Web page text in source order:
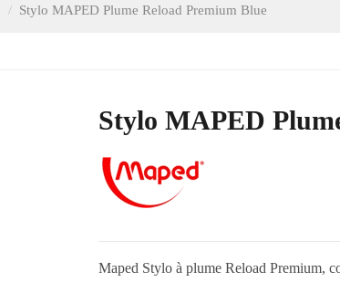
Stylo MAPED Plume Reload Premium Blue
Stylo MAPED
Maped Stylo à plume Reload Premium,